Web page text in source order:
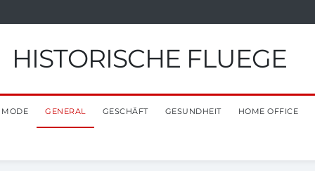
HISTORISCHE FLUEGE
GENERAL GESCHÄFT GESUNDHEIT HOME OFFICE